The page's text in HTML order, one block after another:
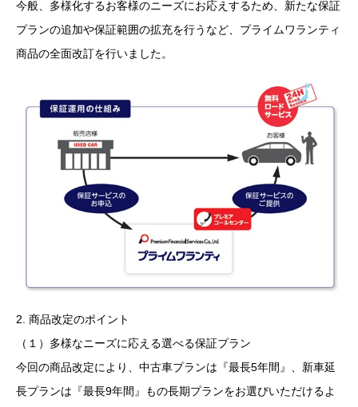
今般、多様化するお客様のニーズにお応えするため、新たな保証
プランの追加や保証範囲の拡充を行うなど、プライムワランティ
商品の全面改訂を行いました。
2. 商品改定のポイント
（１）多様なニーズに応える選べる保証プラン
今回の商品改定により、中古車プランは『最長5年間』、新車延
長プランは『最長9年間』もの長期プランをお選びいただけるよ